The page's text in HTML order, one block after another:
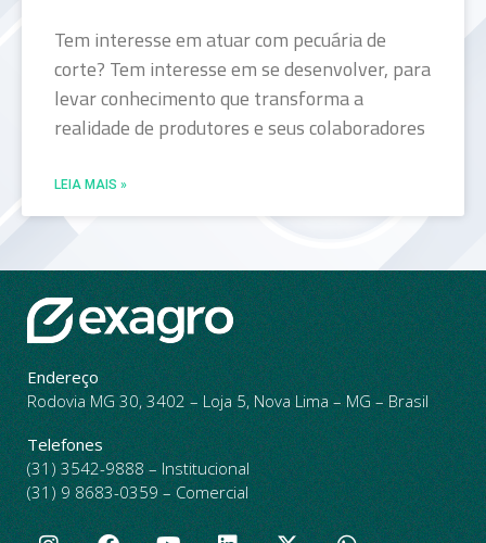
Tem interesse em atuar com pecuária de
corte? Tem interesse em se desenvolver, para
levar conhecimento que transforma a
realidade de produtores e seus colaboradores
LEIA MAIS »
Endereço
Rodovia MG 30, 3402 – Loja 5, Nova Lima – MG – Brasil
Telefones
(31) 3542-9888 – Institucional
(31) 9 8683-0359 – Comercial